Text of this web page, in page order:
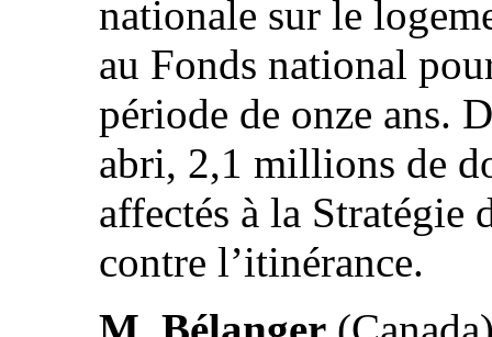
nationale sur le
au Fonds national
période de onze ans.
abri, 2,1 millions de
affectés à la Stratégie
contre l’itinérance.